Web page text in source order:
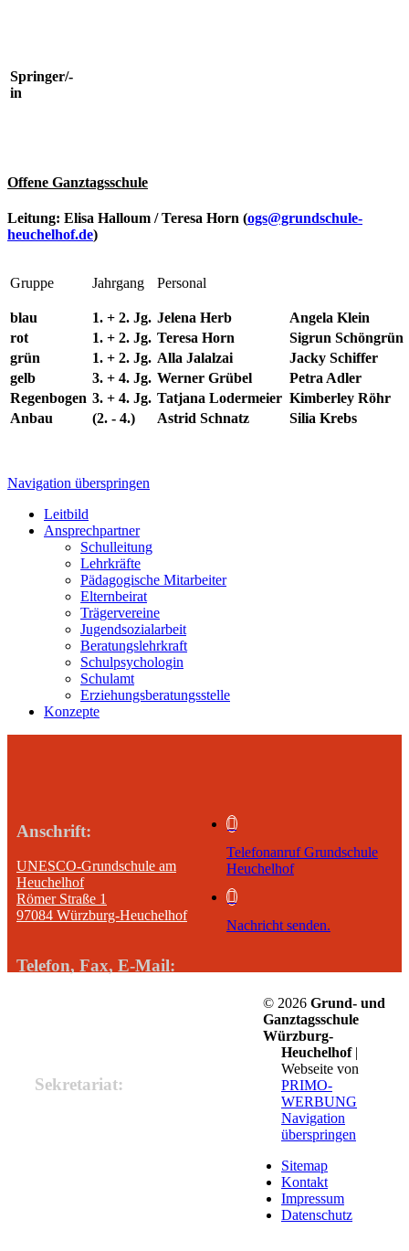
Springer/-
in
Offene Ganztagsschule
Leitung: Elisa Halloum / Teresa Horn (ogs@grundschule-
heuchelhof.de)
Gruppe Jahrgang Personal
blau 1. + 2. Jg. Jelena Herb
Angela Klein
rot
1. + 2. Jg. Teresa Horn
Sigrun Schöngrün
grün
1. + 2. Jg. Alla Jalalzai
Jacky Schiffer
gelb
3. + 4. Jg. Werner Grübel
Petra Adler
Regenbogen 3. + 4. Jg. Tatjana Lodermeier Kimberley Röhr
Anbau
(2. - 4.) Astrid Schnatz Silia Krebs
Navigation überspringen
Leitbild
Ansprechpartner
Schulleitung
Lehrkräfte
Pädagogische Mitarbeiter
Elternbeirat
Trägervereine
Jugendsozialarbeit
Beratungslehrkraft
Schulpsychologin
Schulamt
Erziehungsberatungsstelle
Konzepte
Anschrift:
UNESCO-Grundschule am
Heuchelhof
Römer Straße 1
97084 Würzburg-Heuchelhof
Telefon, Fax, E-Mail:
Sekretariat:
Telefonanruf Grundschule
Heuchelhof
Nachricht senden.
© 2026 Grund- und
Ganztagsschule
Würzburg-
Heuchelhof|
Webseite von
PRIMO-
WERBUNG
Navigation
überspringen
Sitemap
Kontakt
Impressum
Datenschutz